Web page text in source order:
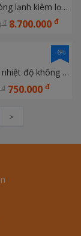
Cây nước nóng lạnh kiêm lọc nước Xiaomi XiaoZhi JDF9586
đ 8.700.000 đ
Ấm siêu tốc nhiệt độ không đổi Xiaomi Mijia P1
đ 750.000 đ
-6%
>